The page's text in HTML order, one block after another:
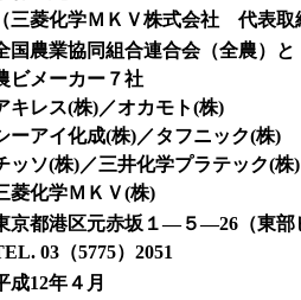
（三菱化学ＭＫＶ株式会社 代表取
国農業協同組合連合会（全農）と
ビメーカー７社
キレス(株)／オカモト(株)
ーアイ化成(株)／タフニック(株)
ッソ(株)／三井化学プラテック(株)
菱化学ＭＫＶ(株)
京都港区元赤坂１―５―26（東部
03（5775）2051
成12年４月